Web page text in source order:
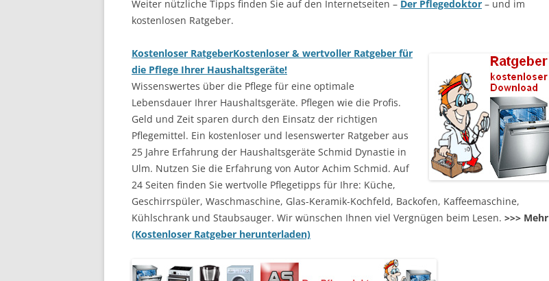
Weiter nützliche Tipps finden Sie auf den Internetseiten – Der Pflegedoktor – und im
kostenlosen Ratgeber.
Kostenloser RatgeberKostenloser & wertvoller Ratgeber für
die Pflege Ihrer Haushaltsgeräte!
Wissenswertes über die Pflege für eine optimale
Lebensdauer Ihrer Haushaltsgeräte. Pflegen wie die Profis.
Geld und Zeit sparen durch den Einsatz der richtigen
Pflegemittel. Ein kostenloser und lesenswerter Ratgeber aus
25 Jahre Erfahrung der Haushaltsgeräte Schmid Dynastie in
Ulm. Nutzen Sie die Erfahrung von Autor Achim Schmid. Auf
24 Seiten finden Sie wertvolle Pflegetipps für Ihre: Küche,
Geschirrspüler, Waschmaschine, Glas-Keramik-Kochfeld, Backofen, Kaffeemaschine,
Kühlschrank und Staubsauger. Wir wünschen Ihnen viel Vergnügen beim Lesen. >>> Mehr
(Kostenloser Ratgeber herunterladen)